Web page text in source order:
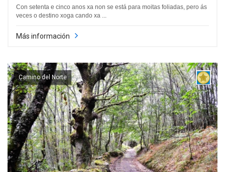
Con setenta e cinco anos xa non se está para moitas foliadas, pero ás
veces o destino xoga cando xa ...
Más información
Camino del Norte